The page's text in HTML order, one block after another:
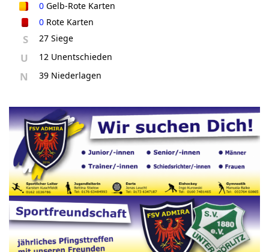
0 Gelb-Rote Karten
0 Rote Karten
S 27 Siege
U 12 Unentschieden
N 39 Niederlagen